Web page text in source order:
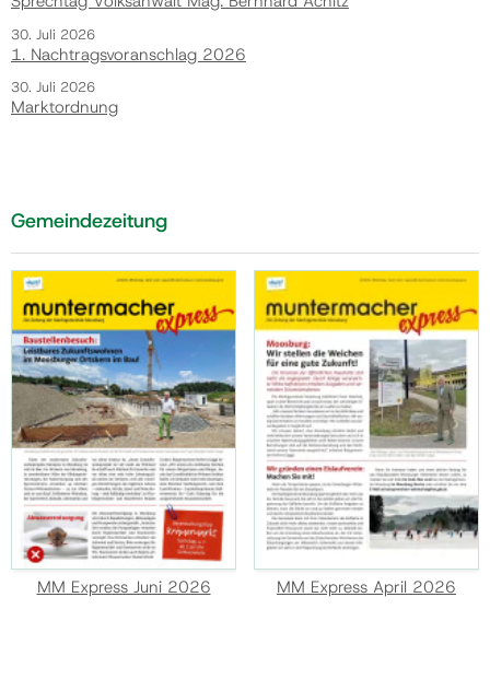
30. Juli 2026
1. Nachtragsvoranschlag 2026
30. Juli 2026
Marktordnung
Gemeindezeitung
MM Express Juni 2026 MM Express April 2026